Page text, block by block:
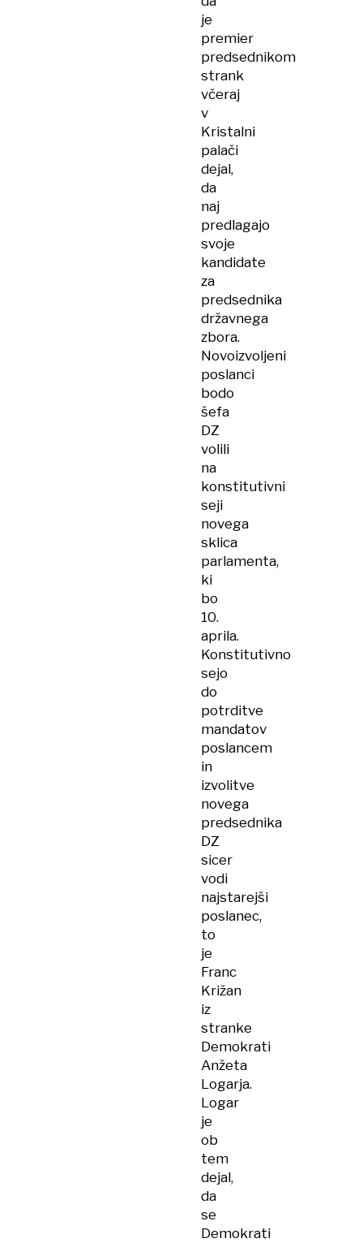
je
premier
predsednikom
strank
včeraj
v
Kristalni
palači
dejal,
da
naj
predlagajo
svoje
kandidate
za
predsednika
državnega
zbora.
Novoizvoljeni
poslanci
bodo
šefa
DZ
volili
na
konstitutivni
seji
novega
sklica
parlamenta,
ki
bo
10.
aprila.
Konstitutivno
sejo
do
potrditve
mandatov
poslancem
in
izvolitve
novega
predsednika
DZ
sicer
vodi
najstarejši
poslanec,
to
je
Franc
Križan
iz
stranke
Demokrati
Anžeta
Logarja.
Logar
je
ob
tem
dejal,
da
se
Demokrati